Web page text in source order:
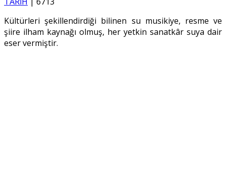
Kültürleri şekillendirdiği bilinen su musikiye, resme ve
şiire ilham kaynağı olmuş, her yetkin sanatkâr suya dair
eser vermiştir.